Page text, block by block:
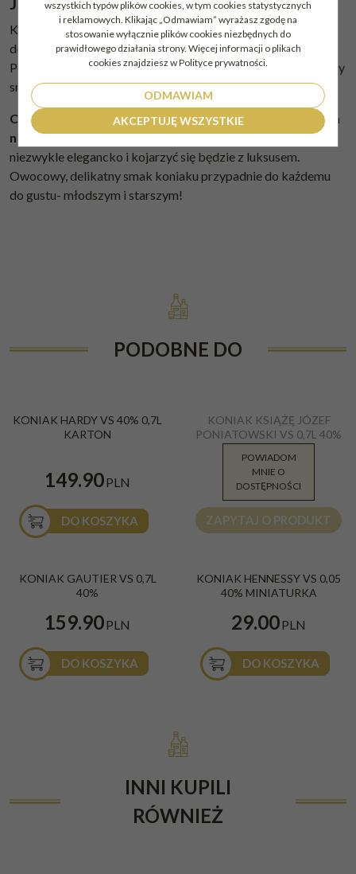
Koniak najlepiej pić w temperaturze pokojowej lub z
dodatkiem kostki lodu czy rozcieńczony odrobiną wody.
Podany w podwyższonej temperaturze będzie miał ostrzejszy
smak oraz szybciej będzie tracić swoje walory.
Camus VS Intensely Aromatic będzie dobrym pomysłem
na prezentna każdą okazję. Smukła butelka prezentuje się
niezwykle elegancko i kojarzyć się będzie z luksusem.
Owocowy, delikatny smak koniaku przypadnie do każdemu
do gustu- młodszym i starszym!
PODOBNE DO
KONIAK HARDY VS 40% 0,7L
KARTON
149.90PLN
DO KOSZYKA
KONIAK KSIĄŻĘ JÓZEF
PONIATOWSKI VS 0,7L 40%
*** FRANCJA
124.99PLN
ZAPYTAJ O PRODUKT
POWIADOM
MNIE O
DOSTĘPNOŚCI
KONIAK GAUTIER VS 0,7L
40%
159.90PLN
DO KOSZYKA
KONIAK HENNESSY VS 0,05
40% MINIATURKA
29.00PLN
DO KOSZYKA
INNI KUPILI
RÓWNIEŻ
wszystkich typów plików cookies, w tym cookies statystycznych
i reklamowych. Klikając „Odmawiam” wyrażasz zgodę na
stosowanie wyłącznie plików cookies niezbędnych do
prawidłowego działania strony. Więcej informacji o plikach
cookies znajdziesz w Polityce prywatności.
ODMAWIAM
AKCEPTUJĘ WSZYSTKIE